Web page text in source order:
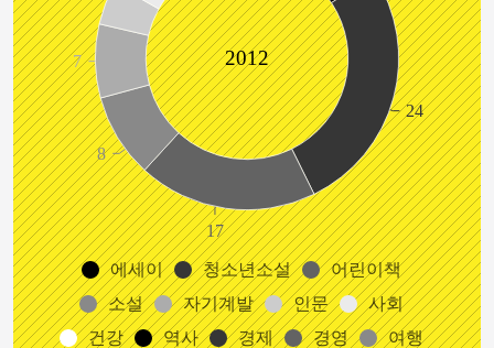
2012
에세이 청소년소설
어린이책
소설
자기계발 인문
사회
건강
역사 경제 경영
여행
24
17
8
7